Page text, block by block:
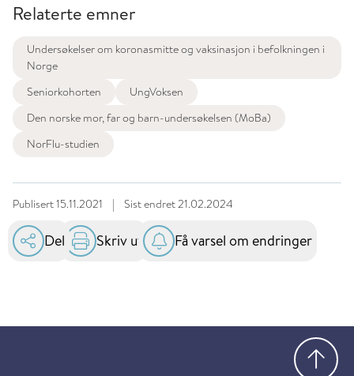
Relaterte emner
Undersøkelser om koronasmitte og vaksinasjon i befolkningen i
Norge
Seniorkohorten
UngVoksen
Den norske mor, far og barn-undersøkelsen (MoBa)
NorFlu-studien
Publisert15.11.2021 | Sist endret21.02.2024
Del Skriv ut Få varsel om endringer